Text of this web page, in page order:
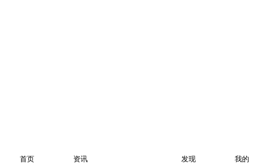
首页 资讯 发现 我的